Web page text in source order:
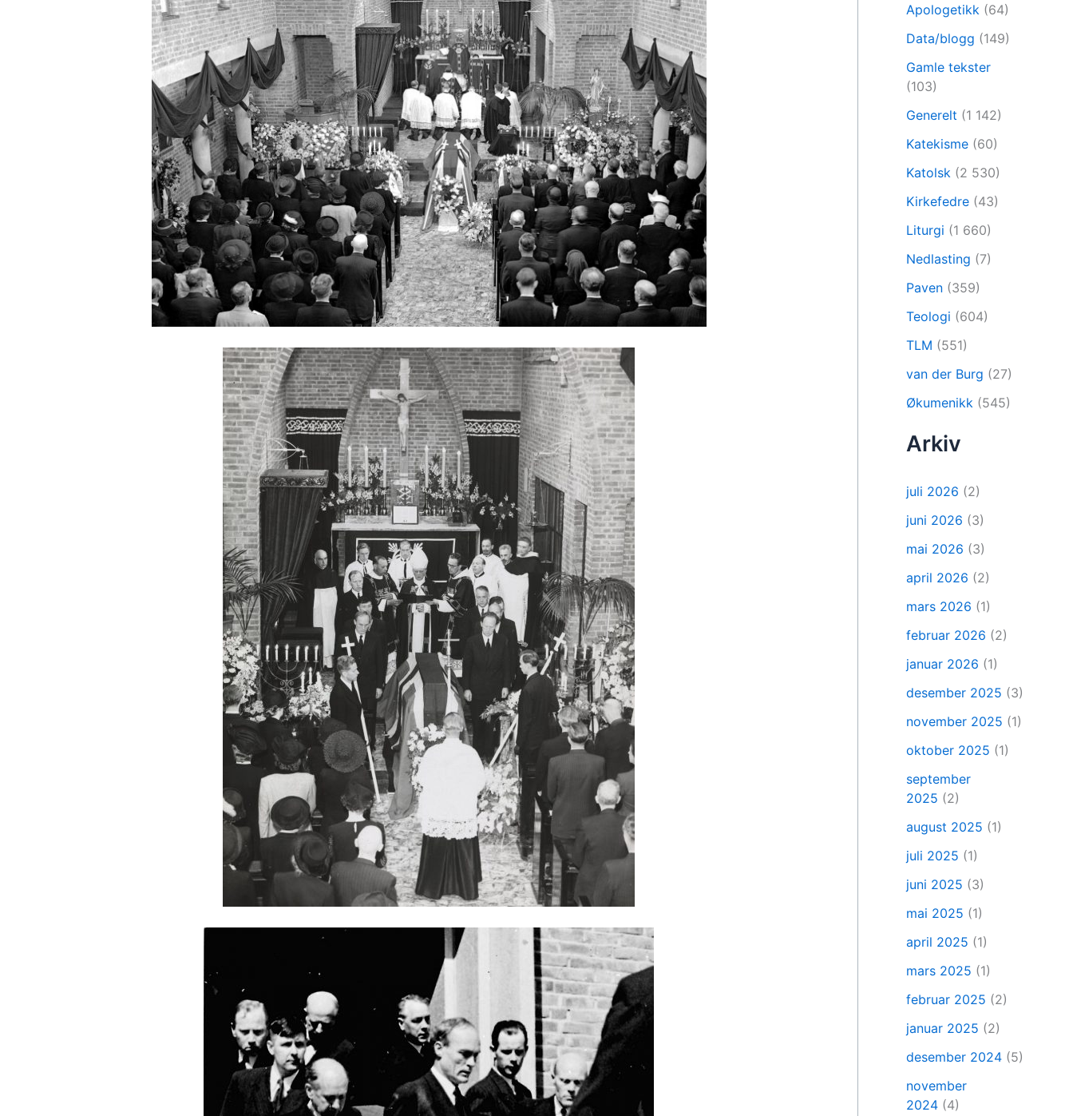
Apologetikk (64)
Data/blogg (149)
Gamle tekster
(103)
Generelt (1 142)
Katekisme (60)
Katolsk (2 530)
Kirkefedre (43)
Liturgi (1 660)
Nedlasting (7)
Paven (359)
Teologi (604)
TLM (551)
van der Burg (27)
Økumenikk (545)
Arkiv
juli 2026 (2)
juni 2026 (3)
mai 2026 (3)
april 2026 (2)
mars 2026 (1)
februar 2026 (2)
januar 2026 (1)
desember 2025 (3)
november 2025 (1)
oktober 2025 (1)
september
2025 (2)
august 2025 (1)
juli 2025 (1)
juni 2025 (3)
mai 2025 (1)
april 2025 (1)
mars 2025 (1)
februar 2025 (2)
januar 2025 (2)
desember 2024 (5)
november
2024 (4)